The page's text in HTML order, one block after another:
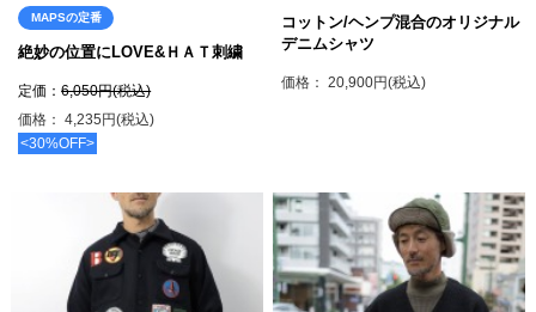
MAPSの定番
絶妙の位置にLOVE&ＨＡＴ刺繍
定価：6,050円(税込)
価格： 4,235円(税込)
<30%OFF>
コットン/ヘンプ混合のオリジナル
デニムシャツ
価格： 20,900円(税込)